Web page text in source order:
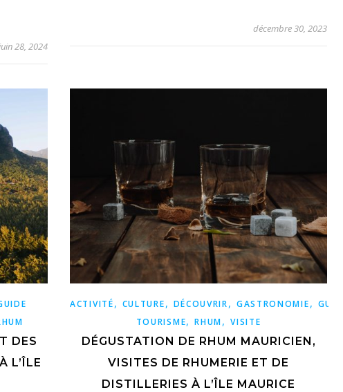
28, 2024
décembre 30, 2023
DES
L’ÎLE
ACTIVITÉ, CULTURE, DÉCOUVRIR, GASTRONOMIE, GUIDE
TOURISME,RHUM,VISITE
DÉGUSTATION DE RHUM MAURICIEN,
VISITES DE RHUMERIE ET DE
DISTILLERIES À L’ÎLE MAURICE